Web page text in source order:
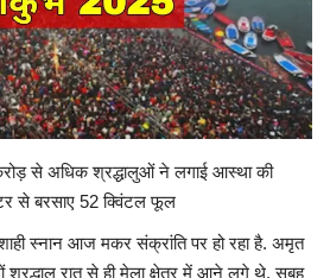
से अधिक श्रद्धालुओं ने लगाई आस्था की
से बरसाए 52 क्विंटल फूल
स्नान आज मकर संक्रांति पर हो रहा है. अमृत
श्रद्धालु रात से ही मेला क्षेत्र में आने लगे थे. सुबह